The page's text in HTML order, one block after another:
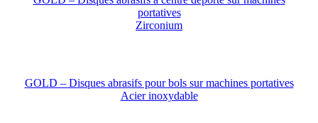
portatives
Zirconium
GOLD – Disques abrasifs pour bols sur machines portatives
Acier inoxydable